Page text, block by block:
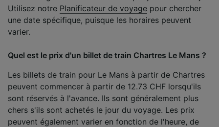
Utilisez notre Planificateur de voyage pour chercher
une date spécifique, puisque les horaires peuvent
varier.
Quel est le prix d'un billet de train Chartres Le Mans ?
Les billets de train pour Le Mans à partir de Chartres
peuvent commencer à partir de 12.73 CHF lorsqu'ils
sont réservés à l'avance. Ils sont généralement plus
chers s'ils sont achetés le jour du voyage. Les prix
peuvent également varier en fonction de l'heure, de